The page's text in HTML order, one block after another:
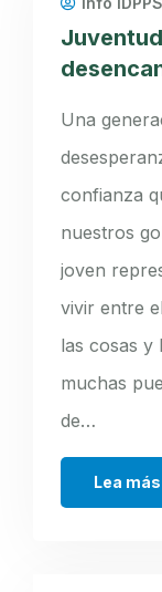
Una
confianza
nuestros
joven
vivir entre
las cosas y
muchas
de…
Lea más